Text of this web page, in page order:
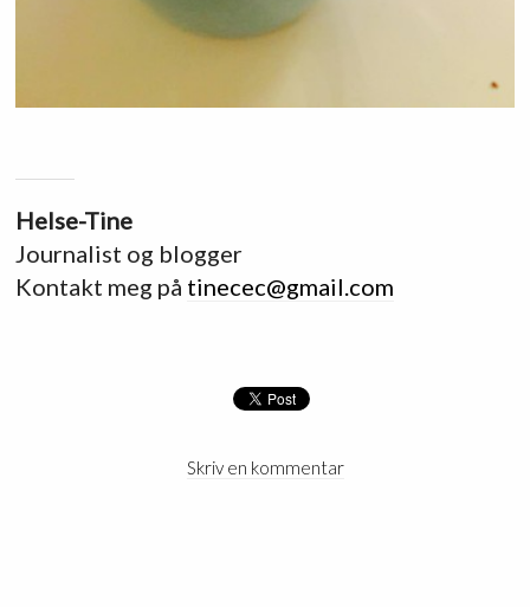
Helse-Tine
Journalist og blogger
Kontakt meg på tinecec@gmail.com
Skriv en kommentar